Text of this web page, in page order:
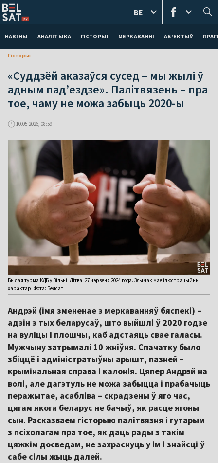
НАВІНЫ АНАЛІТЫКА ГІСТОРЫІ МЕРКАВАННI АБ'ЕКТЫЎ
BE
Гісторыі
«Суддзёй аказаўся сусед – мы жылі ў
адным пад’ездзе». Палітвязень – пра
тое, чаму не можа забыць 2020-ы
10.05.2026, 08:59
Былая турма КДБ у Вільні, Літва. 27 чэрвеня 2024 года. Здымак мае ілюстрацыйны
характар. Фота: Белсат
Андрэй (імя змененае з меркаванняў бяспекі) –
адзін з тых беларусаў, што выйшлі ў 2020 годзе
на вуліцы і плошчы, каб адстаяць свае галасы.
Мужчыну затрымалі 10 жніўня. Спачатку было
збіццё і адміністратыўны арышт, пазней –
крымінальная справа і калонія. Цяпер Андрэй на
волі, але дагэтуль не можа забыцца і прабачыць
перажытае, асабліва – скрадзены ў яго час,
цягам якога беларус не бачыў, як расце ягоны
сын. Расказваем гісторыю палітвязня і гутарым
з псіхолагам пра тое, як даць рады з такім
цяжкім досведам, не захраснуць у ім і знайсці ў
сабе сілы жыць далей.